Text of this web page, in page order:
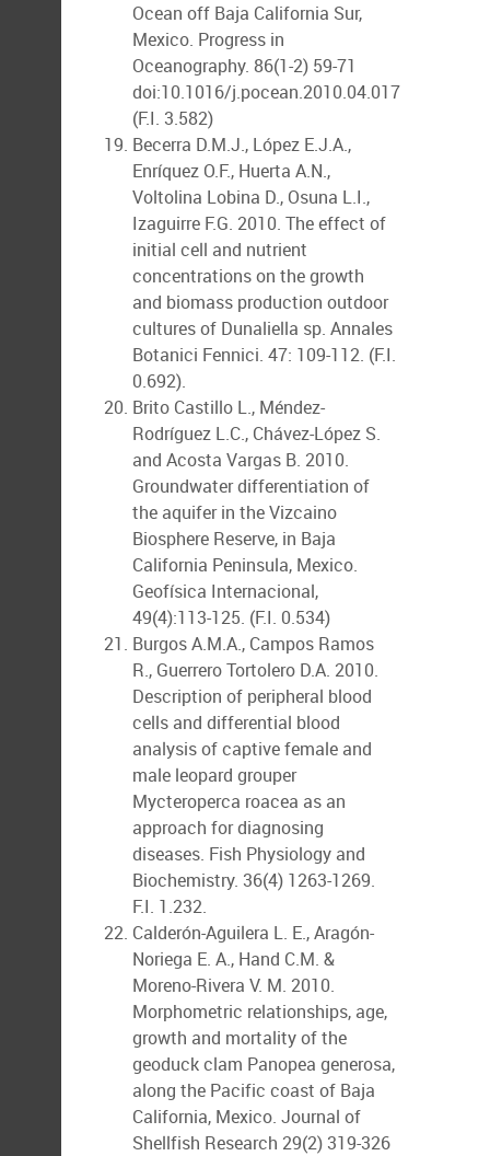
Ocean off Baja California Sur,
Mexico. Progress in
Oceanography. 86(1-2) 59-71
doi:10.1016/j.pocean.2010.04.017
(F.I. 3.582)
Becerra D.M.J., López E.J.A.,
Enríquez O.F., Huerta A.N.,
Voltolina Lobina D., Osuna L.I.,
Izaguirre F.G. 2010. The effect of
initial cell and nutrient
concentrations on the growth
and biomass production outdoor
cultures of Dunaliella sp. Annales
Botanici Fennici. 47: 109-112. (F.I.
0.692).
Brito Castillo L., Méndez-
Rodríguez L.C., Chávez-López S.
and Acosta Vargas B. 2010.
Groundwater differentiation of
the aquifer in the Vizcaino
Biosphere Reserve, in Baja
California Peninsula, Mexico.
Geofísica Internacional,
49(4):113-125. (F.I. 0.534)
Burgos A.M.A., Campos Ramos
R., Guerrero Tortolero D.A. 2010.
Description of peripheral blood
cells and differential blood
analysis of captive female and
male leopard grouper
Mycteroperca roacea as an
approach for diagnosing
diseases. Fish Physiology and
Biochemistry. 36(4) 1263-1269.
F.I. 1.232.
Calderón-Aguilera L. E., Aragón-
Noriega E. A., Hand C.M. &
Moreno-Rivera V. M. 2010.
Morphometric relationships, age,
growth and mortality of the
geoduck clam Panopea generosa,
along the Pacific coast of Baja
California, Mexico. Journal of
Shellfish Research 29(2) 319-326